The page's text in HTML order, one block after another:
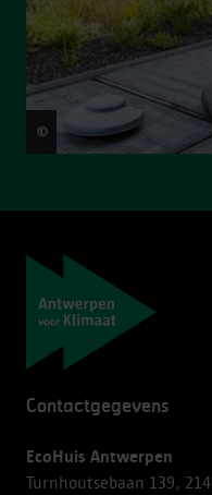
© Frederik Beyens
Contactgegevens
EcoHuis Antwerpen
Turnhoutsebaan 139,
Navigatie